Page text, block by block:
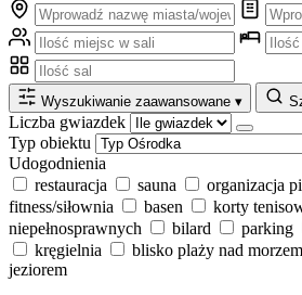
Wyszukiwanie zaawansowane ▾
Liczba gwiazdek
Typ obiektu
Udogodnienia
restauracja
sauna organizacja
fitness/siłownia
basen korty
niepełnosprawnych
bilard parking
kręgielnia
blisko plaży nad morzem
jeziorem